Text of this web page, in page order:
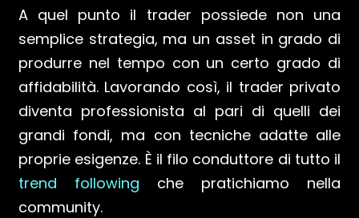
A quel punto il trader possiede non una
semplice strategia, ma un asset in grado di
produrre nel tempo con un certo grado di
affidabilità. Lavorando così, il trader privato
diventa professionista al pari di quelli dei
grandi fondi, ma con tecniche adatte alle
proprie esigenze. È il filo conduttore di tutto il
trend following che pratichiamo nella
community.